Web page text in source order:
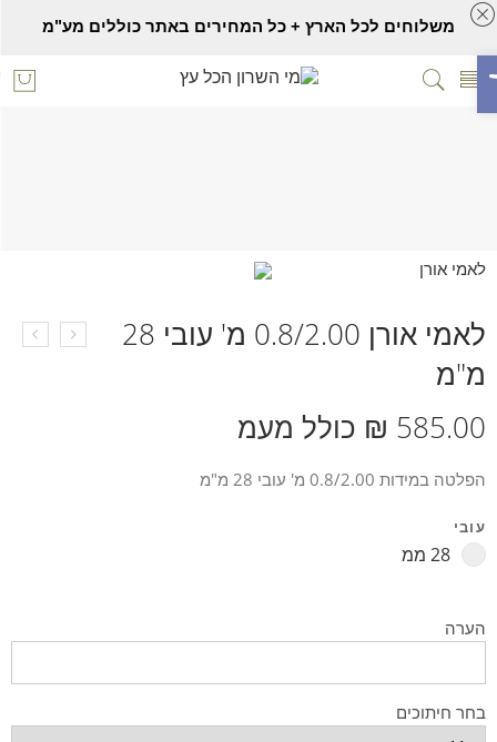
סרגל נגישות
משלוחים לכל הארץ + כל המחירים באתר כוללים מע"מ
לאמי אורן 0.8/2.00 מ' עובי 28
מ"מ
585.00
₪ כולל מעמ
הפלטה במידות 0.8/2.00 מ' עובי 28 מ"מ
עובי
28 ממ
הערה
בחר חיתוכים